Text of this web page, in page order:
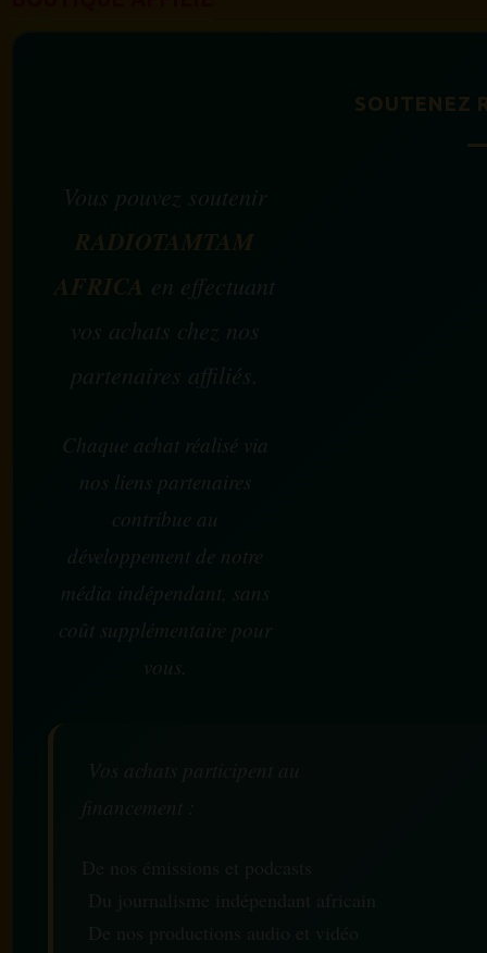
SOUTENEZ
Vous pouvez soutenir
RADIOTAMTAM
AFRICA en effectuant
vos achats chez nos
partenaires affiliés.
Chaque achat réalisé via
nos liens partenaires
contribue au
développement de notre
média indépendant, sans
coût supplémentaire pour
vous.